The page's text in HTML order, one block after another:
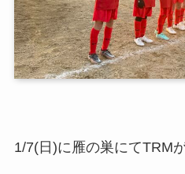
1/7(日)に雁の巣にてTRM